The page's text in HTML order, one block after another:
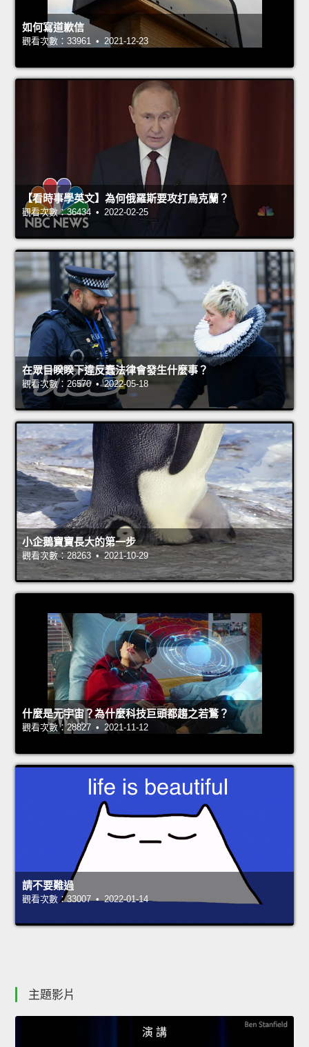
如何寫道歉信
觀看次數：33961 • 2021-12-23
【看時事學英文】為何俄羅斯要攻打烏克蘭？
觀看次數：36434 • 2022-02-25
在眾目睽睽下違反蠢法律會發生什麼事？
觀看次數：26570 • 2022-05-18
小企鵝寶寶長大的第一步
觀看次數：28263 • 2021-10-29
什麼是元宇宙？為什麼科技巨頭都趨之若鶩？
觀看次數：28827 • 2021-11-12
請不要難過
觀看次數：33007 • 2022-01-14
主題影片
演 講